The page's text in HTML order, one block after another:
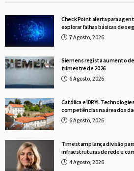
Check Point alerta para
explorar falhas básicas de
7 Agosto, 2026
Siemens regista aumento
trimestre de 2026
6 Agosto, 2026
Católica e IDRYL
competências na área dos
6 Agosto, 2026
Timestamp lança divisão
infraestruturas de rede e
4 Agosto, 2026